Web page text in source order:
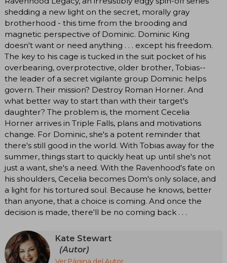
shedding a new light on the secret, morally gray
brotherhood - this time from the brooding and
magnetic perspective of Dominic. Dominic King
doesn't want or need anything . . . except his freedom.
The key to his cage is tucked in the suit pocket of his
overbearing, overprotective, older brother, Tobias--
the leader of a secret vigilante group Dominic helps
govern. Their mission? Destroy Roman Horner. And
what better way to start than with their target's
daughter? The problem is, the moment Cecelia
Horner arrives in Triple Falls, plans and motivations
change. For Dominic, she's a potent reminder that
there's still good in the world. With Tobias away for the
summer, things start to quickly heat up until she's not
just a want, she's a need. With the Ravenhood's fate on
his shoulders, Cecelia becomes Dom's only solace, and
a light for his tortured soul. Because he knows, better
than anyone, that a choice is coming. And once the
decision is made, there'll be no coming back . . .
Kate Stewart
(Autor)
Ver Página del Autor